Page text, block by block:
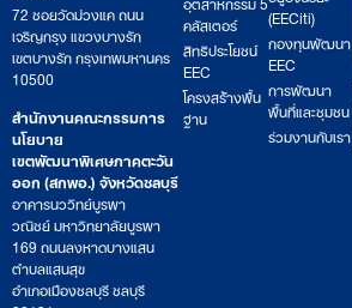
72 ซอยวัดม่วงแค ถนน
เจริญกรุง แขวงบางรัก
เขตบางรัก กรุงเทพมหานคร
10500
สำนักงานคณะกรรมการ
นโยบาย
เขตพัฒนาพิเศษภาคตะวัน
ออก (สกพอ.) จังหวัดชลบุรี
อาคารนววิทย์บูรพา
วณิชย์ มหาวิทยาลัยบูรพา
169 ถนนลงหาดบางแสน
ตำบลแสนสุข
อำเภอเมืองชลบุรี ชลบุรี
คลัสเตอร์
สิทธิประโยชน์
EEC
โครงสร้างพื้น
ฐาน
(EECiti)
กองทุนพัฒนา
EEC
การพัฒนา
พื้นที่และชุมชน
ร่วมงานกับเรา